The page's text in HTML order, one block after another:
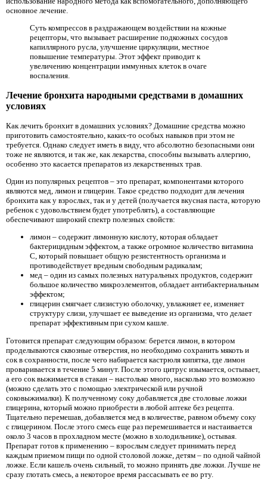
основное лечение.
Суть компрессов в раздражающем воздействии на кожные
рецепторы, что вызывает расширение подкожных сосудов
капиллярного русла, улучшение циркуляции, местное
повышение температуры. Этот эффект приводит к
увеличению концентрации иммунных клеток в очаге
воспаления.
Лечение бронхита народными средствами в домашних
условиях
Как лечить бронхит в домашних условиях? Домашние средства можно
приготовить самостоятельно, каких-то особых навыков при этом не
требуется. Однако следует иметь в виду, что абсолютно безопасными они
тоже не являются, и так же, как лекарства, способны вызывать аллергию,
особенно это касается препаратов из лекарственных трав.
Один из популярных рецептов – это препарат, компонентами которого
являются мед, лимон и глицерин. Такое средство подходит для лечения
бронхита как у взрослых, так и у детей (получается вкусная паста, которую
ребенок с удовольствием будет употреблять), а составляющие
обеспечивают широкий спектр полезных свойств:
лимон – содержит лимонную кислоту, которая обладает
бактерицидным эффектом, а также огромное количество витамина
С, который повышает общую резистентность организма и
противодействует вредным свободным радикалам;
мед – один из самых полезных натуральных продуктов, содержит
большое количество микроэлементов, обладает антибактериальным
эффектом;
глицерин смягчает слизистую оболочку, увлажняет ее, изменяет
структуру слизи, улучшает ее выведение из организма, что делает
препарат эффективным при сухом кашле.
Готовится препарат следующим образом: берется лимон, в котором
проделываются сквозные отверстия, но необходимо сохранить мякоть и
сок в сохранности, после чего набирается кастрюля кипятка, где лимон
проваривается в течение 5 минут. После этого цитрус изымается, остывает,
а его сок выжимается в стакан – настолько много, насколько это возможно
(можно сделать это с помощью электрической или ручной
соковыжималки). К полученному соку добавляется две столовые ложки
глицерина, который можно приобрести в любой аптеке без рецепта.
Тщательно перемешав, добавляется мед в количестве, равном объему соку
с глицерином. После этого смесь еще раз перемешивается и настаивается
около 3 часов в прохладном месте (можно в холодильнике), остывая.
Препарат готов к применению – взрослым следует принимать перед
каждым приемом пищи по одной столовой ложке, детям – по одной чайной
ложке. Если кашель очень сильный, то можно принять две ложки. Лучше не
сразу глотать смесь, а некоторое время рассасывать ее во рту.